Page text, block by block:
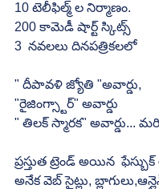
10 టెలీఫిల్మ్ ల నిర్మాణం.
200 కామెడీ షార్ట్ స్కిట్స్
3  నవలలు దినపత్రికలలో
" దీపావళి జ్యోతి "అవార్డు,
"రైజింగ్స్టార్" అవార్డు
" తిలక్ స్మారక" అవార్డు...
ప్రస్తుత ట్రెండ్ అయిన
అనేక వెబ్ సైట్లు,